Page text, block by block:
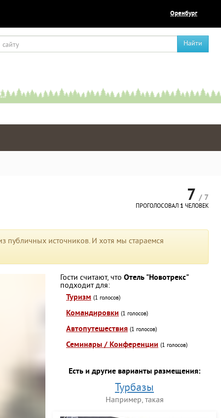
Оренбург
Найти
7 / 7
ПРОГОЛОСОВАЛ 1 ЧЕЛОВЕК
публичных источников. И хотя мы стараемся
Гости считают, что Отель "Новотрекс"
подходит для:
Туризм (1 голосов)
Командировки (1 голосов)
Автопутешествия (1 голосов)
Семинары / Конференции (1 голосов)
Есть и другие варианты размещения:
Турбазы
Например, такая